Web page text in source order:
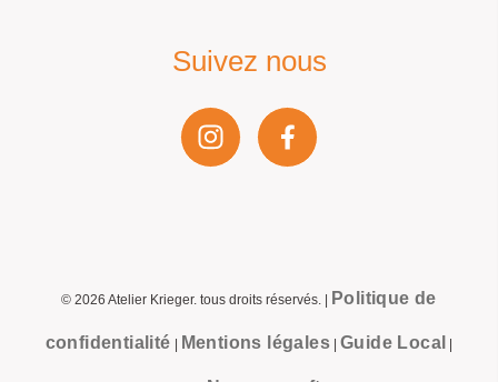
Suivez nous
©2026 Atelier Krieger. tous droits réservés. | Politique de
confidentialité Mentions légales Guide Local